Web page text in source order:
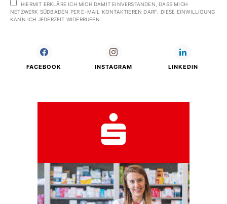
HIERMIT ERKLÄRE ICH MICH DAMIT EINVERSTANDEN, DASS MICH
NETZWERK SÜDBADEN PER E-MAIL KONTAKTIEREN DARF. DIESE EINWILLIGUNG
KANN ICH JEDERZEIT WIDERRUFEN.
FACEBOOK INSTAGRAM LINKEDIN